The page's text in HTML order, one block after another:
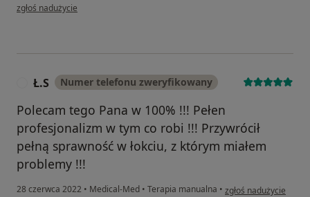
w opinii użytkownika Pacjent
zgłoś nadużycie
Ł.S Numer telefonu zweryfikowany
Polecam tego Pana w 100% !!! Pełen
profesjonalizm w tym co robi !!! Przywrócił
pełną sprawność w łokciu, z którym miałem
problemy !!!
28 czerwca 2022 • Medical-Med • Terapia manualna • w opinii użytkownika
zgłoś nadużycie